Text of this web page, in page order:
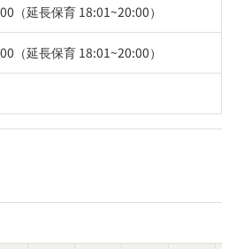
（延長保育 18:01~20:00）
（延長保育 18:01~20:00）